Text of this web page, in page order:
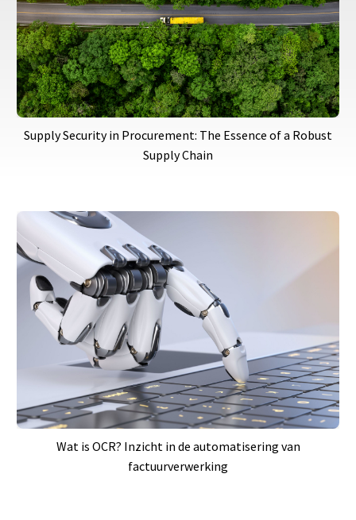
Supply Security in Procurement: The Essence of a Robust
Supply Chain
Wat is OCR? Inzicht in de automatisering van
factuurverwerking